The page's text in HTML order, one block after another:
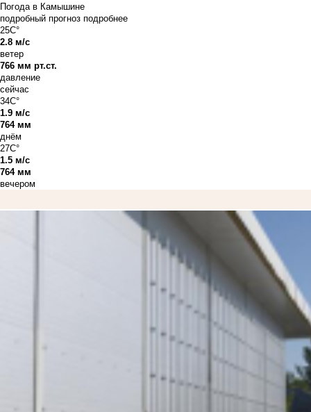
Погода в Камышине
подробный прогноз подробнее
25C°
2.8 м/с
ветер
766 мм рт.ст.
давление
сейчас
34C°
1.9 м/с
764 мм
днём
27C°
1.5 м/с
764 мм
вечером